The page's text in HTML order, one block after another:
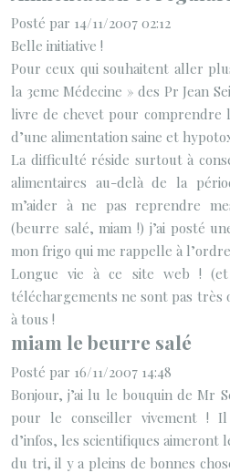
Posté par 14/11/2007 02:12
Belle initiative !
Pour ceux qui souhaitent aller
la 3eme Médecine » des Pr Jean
livre de chevet pour comprendre
d’une alimentation saine et
La difficulté réside surtout à
alimentaires au-delà de la
m’aider à ne pas reprendre
(beurre salé, miam !) j’ai posté
mon frigo qui me rappelle à
Longue vie à ce site web !
téléchargements ne sont pas très
à tous !
miam le beurre salé
Posté par 16/11/2007 14:48
Bonjour, j’ai lu le bouquin de Mr
pour le conseiller vivement ! Il
d’infos, les scientifiques
du tri, il y a pleins de bonnes